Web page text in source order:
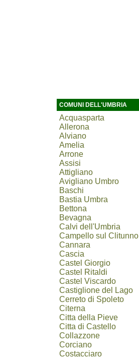
COMUNI DELL'UMBRIA
Acquasparta
Allerona
Alviano
Amelia
Arrone
Assisi
Attigliano
Avigliano Umbro
Baschi
Bastia Umbra
Bettona
Bevagna
Calvi dell'Umbria
Campello sul Clitunno
Cannara
Cascia
Castel Giorgio
Castel Ritaldi
Castel Viscardo
Castiglione del Lago
Cerreto di Spoleto
Citerna
Citta della Pieve
Citta di Castello
Collazzone
Corciano
Costacciaro